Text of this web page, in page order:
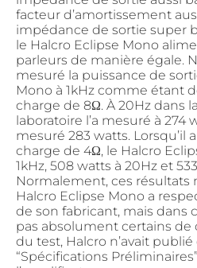
facteur d’amortissement
impédance de sortie super
le Halcro Eclipse Mono
parleurs de manière égale.
mesuré la puissance de
Mono à 1kHz comme étant
charge de 8Ω. À 20Hz dans
laboratoire l’a mesuré à 274
mesuré 283 watts. Lorsqu’il
charge de 4Ω, le Halcro
1kHz, 508 watts à 20Hz et
Normalement, ces résultats
Halcro Eclipse Mono a
de son fabricant, mais dans
pas absolument certains de
du test, Halcro n’avait
“Spécifications